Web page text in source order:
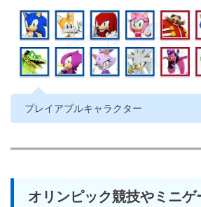
プレイアブルキャラクター
オリンピック競技やミニゲ